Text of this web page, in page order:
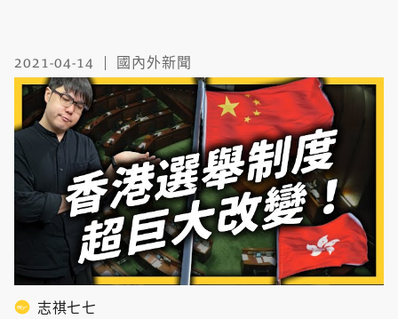
2021-04-14 國內外新聞
志祺七七